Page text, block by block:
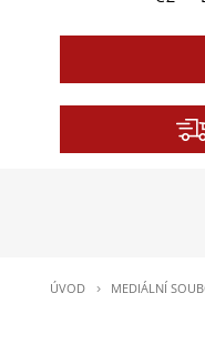
ÚVOD MEDIÁLNÍ